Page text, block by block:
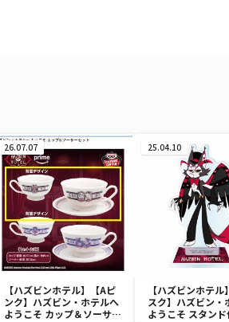
26.07.07
【ハズビンホテル】【Aピ
ンク】ハズビン・ホテルへ
ようこそ カップ＆ソーサー
25.04.10
【ハズビンホテル
スク】ハズビン・
ようこそ スタン